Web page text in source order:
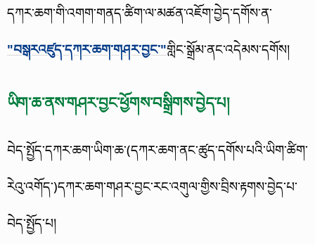
དཀར་ཆག་གི་འགག་གནད་ཚིག་ལ་མཚན་འཇོག་བྱེད་དགོས་ན་
"བསྒརའཛུད་དཀར་ཆག་གཤར་བྱང་"གླིང་སྒྲོམ་ནང་འདེམས་དགོས།
ཡིག་ཆ་ནས་གཤར་བྱང་ཕྱོགས་བསྒྲིགས་བྱེད་པ།
བེད་སྤྱོད་དཀར་ཆག་ཡིག་ཆ་(དཀར་ཆག་ནང་ཚུད་དགོས་པའི་ཡིག་ཚིག་
རེའུ་འགོད་)དཀར་ཆག་གཤར་བྱང་རང་འགུལ་གྱིས་བྲིས་རྟགས་བྱེད་པ་
བེད་སྤྱོད་པ།